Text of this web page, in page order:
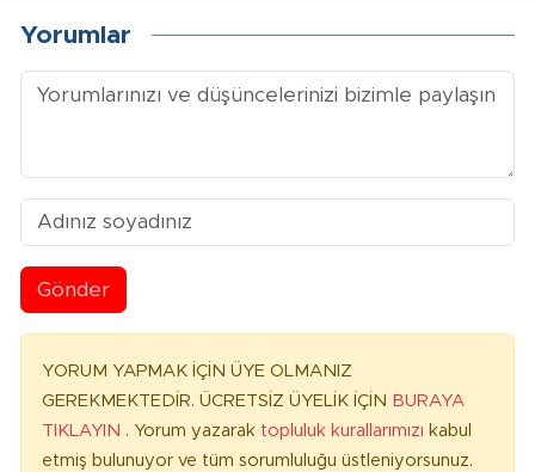
Yorumlar
Gönder
YORUM YAPMAK İÇİN ÜYE OLMANIZ
GEREKMEKTEDİR. ÜCRETSİZ ÜYELİK İÇİN BURAYA
TIKLAYIN . Yorum yazarak topluluk kurallarımızı kabul
etmiş bulunuyor ve tüm sorumluluğu üstleniyorsunuz.